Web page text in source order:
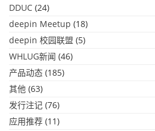
DDUC (24)
deepin Meetup (18)
deepin 校园联盟 (5)
WHLUG新闻 (46)
产品动态 (185)
其他 (63)
发行注记 (76)
应用推荐 (11)